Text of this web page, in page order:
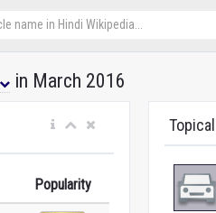
in March 2016
Popularity